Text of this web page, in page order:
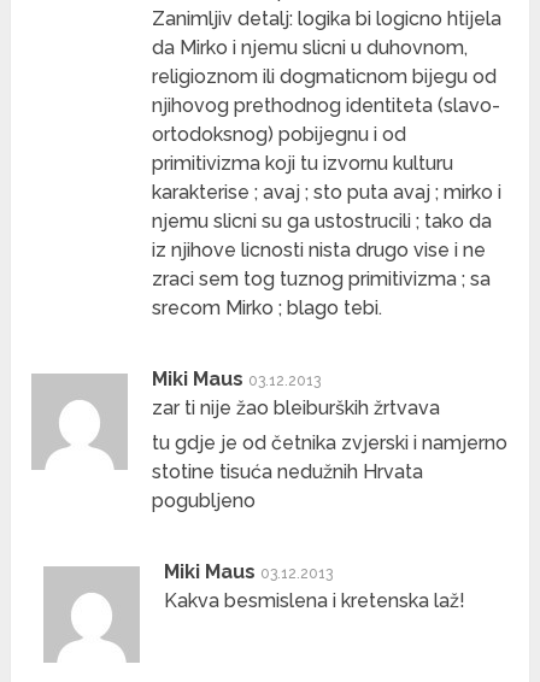
Zanimljiv detalj: logika bi logicno htijela
da Mirko i njemu slicni u duhovnom,
religioznom ili dogmaticnom bijegu od
njihovog prethodnog identiteta (slavo-
ortodoksnog) pobijegnu i od
primitivizma koji tu izvornu kulturu
karakterise ; avaj ; sto puta avaj ; mirko i
njemu slicni su ga ustostrucili ; tako da
iz njihove licnosti nista drugo vise i ne
zraci sem tog tuznog primitivizma ; sa
srecom Mirko ; blago tebi.
Miki Maus 03.12.2013
zar ti nije žao bleiburških žrtvava
tu gdje je od četnika zvjerski i namjerno
stotine tisuća nedužnih Hrvata
pogubljeno
Miki Maus 03.12.2013
Kakva besmislena i kretenska laž!